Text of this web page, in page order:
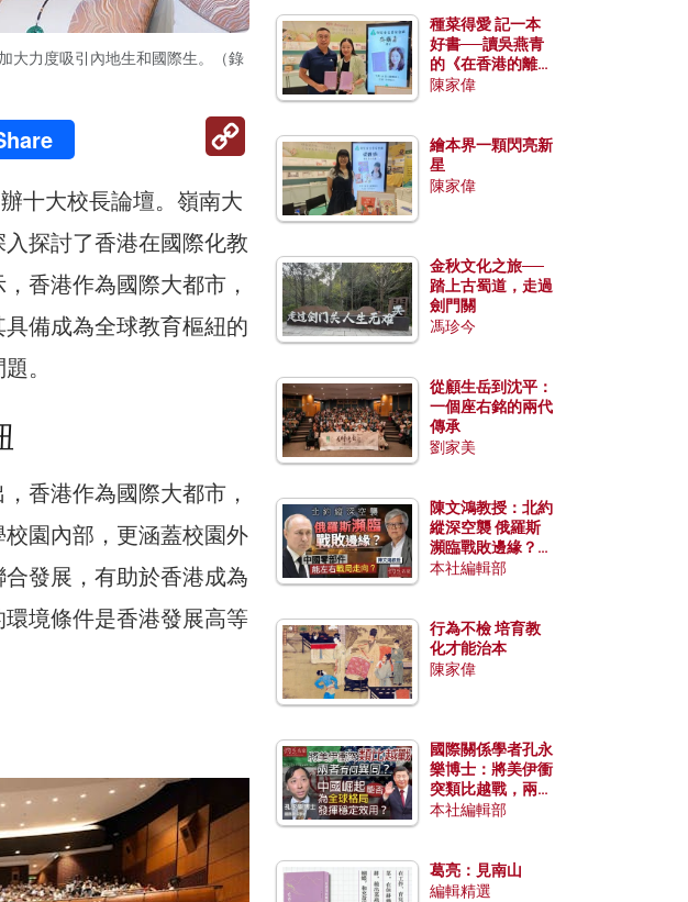
大力度吸引內地生和國際生。（錄
Link
十大校長論壇。嶺南大
探討了香港在國際化教
香港作為國際大都市，
備成為全球教育樞紐的
。
香港作為國際大都市，
園內部，更涵蓋校園外
發展，有助於香港成為
境條件是香港發展高等
種菜得愛 記一本
好書──讀吳燕青
的《在香港的離島
種菜》
陳家偉
繪本界一顆閃亮新
星
陳家偉
金秋文化之旅──
踏上古蜀道，走過
劍門關
馮珍今
從顧生岳到沈平：
一個座右銘的兩代
傳承
劉家美
陳文鴻教授：北約
縱深空襲 俄羅斯
瀕臨戰敗邊緣？中
國零部件能左右戰
本社編輯部
行為不檢 培育教
化才能治本
陳家偉
國際關係學者孔永
樂博士：將美伊衝
突類比越戰，兩者
有何異同？中國崛
本社編輯部
葛亮：見南山
編輯精選